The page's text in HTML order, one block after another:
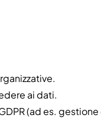
ai dati.
(ad es.